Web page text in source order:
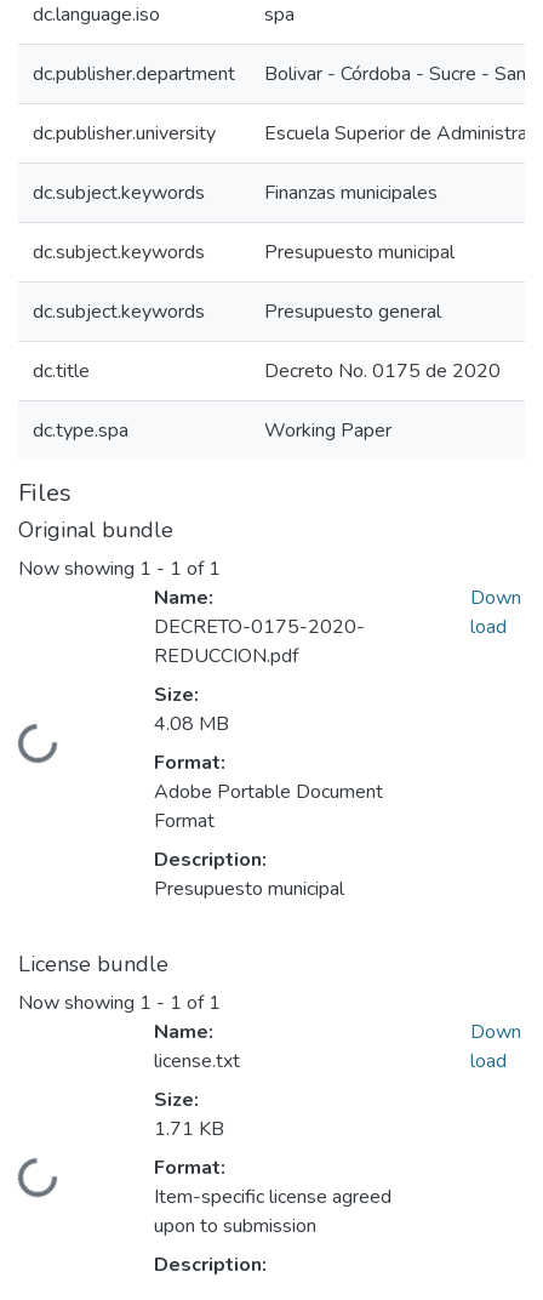
dc.language.iso spa
dc.publisher.department Bolivar - Córdoba - Sucre - San
dc.publisher.university Escuela Superior de
dc.subject.keywords Finanzas municipales
dc.subject.keywords Presupuesto municipal
dc.subject.keywords Presupuesto general
dc.title Decreto No. 0175 de 2020
dc.type.spa Working Paper
Files
Original bundle
Now showing 1 - 1 of 1
Loading...
Name:
DECRETO-0175-2020-
REDUCCION.pdf
Size:
4.08 MB
Format:
Adobe Portable Document
Format
Description:
Presupuesto municipal
Down
load
License bundle
Now showing 1 - 1 of 1
Loading...
Name:
license.txt
Size:
1.71 KB
Format:
Item-specific license agreed
upon to submission
Description:
Down
load